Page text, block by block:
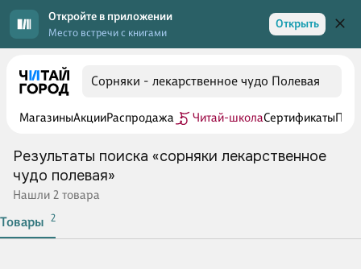
Откройте в приложении
Место встречи с книгами
Открыть
МагазиныАкцииРаспродажа Читай-школаСертификаты
Результаты поиска «сорняки лекарственное
чудо полевая»
Нашли 2 товара
Товары 2